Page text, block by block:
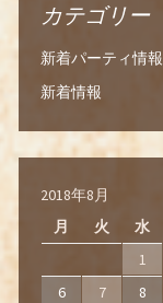
カテゴリー
新着パーティ情報
新着情報
2018年8月
月
火 水
1
6
7 8